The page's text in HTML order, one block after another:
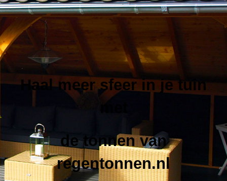
Haal meer sfeer in je tuin
de tonnen van
regentonnen.nl